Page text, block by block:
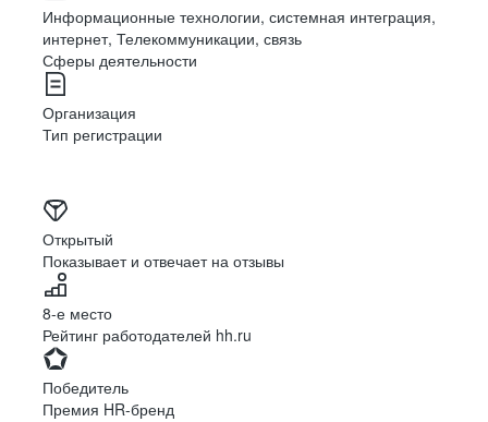
Информационные технологии, системная интеграция,
интернет, Телекоммуникации, связь
Сферы деятельности
Организация
Тип регистрации
Открытый
Показывает и отвечает на отзывы
8-е место
Рейтинг работодателей hh.ru
Победитель
Премия HR-бренд